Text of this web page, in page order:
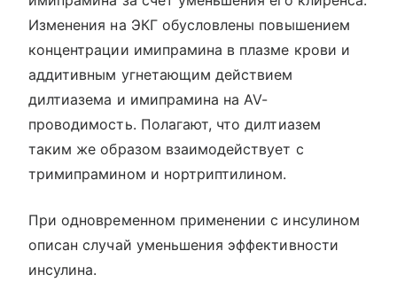
Изменения на ЭКГ обусловлены повышением
концентрации имипрамина в плазме крови и
аддитивным угнетающим действием
дилтиазема и имипрамина на AV-
проводимость. Полагают, что дилтиазем
таким же образом взаимодействует с
тримипрамином и нортриптилином.
При одновременном применении с инсулином
описан случай уменьшения эффективности
инсулина.